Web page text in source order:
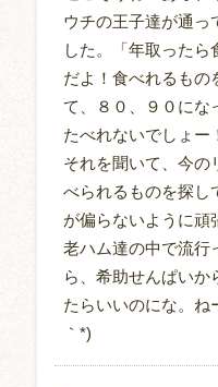
ウチの王子達が通っ
した。「年取った
だよ！食べれるもの
て、８０、９０にな
たべれないでしょー
それを聞いて、今の
べられるものを探し
が偏らないように頑
老ハム達の中で流行
ら、希助せんぱいか
たらいいのにな。ね
｀*)